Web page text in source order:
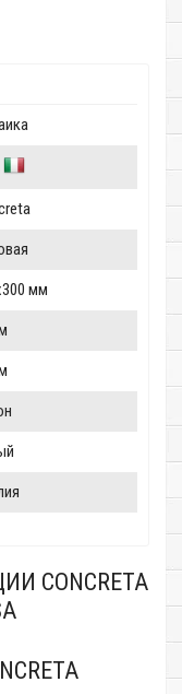
мм
CONCRETA